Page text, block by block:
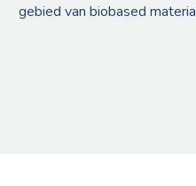
gebied van biobased